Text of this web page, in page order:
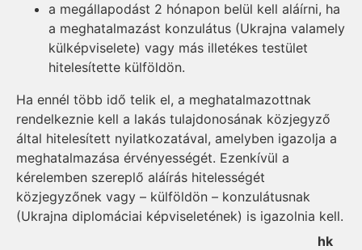
a megállapodást 2 hónapon belül kell aláírni, ha
a meghatalmazást konzulátus (Ukrajna valamely
külképviselete) vagy más illetékes testület
hitelesítette külföldön.
Ha ennél több idő telik el, a meghatalmazottnak
rendelkeznie kell a lakás tulajdonosának közjegyző
által hitelesített nyilatkozatával, amelyben igazolja a
meghatalmazása érvényességét. Ezenkívül a
kérelemben szereplő aláírás hitelességét
közjegyzőnek vagy – külföldön – konzulátusnak
(Ukrajna diplomáciai képviseletének) is igazolnia kell.
hk